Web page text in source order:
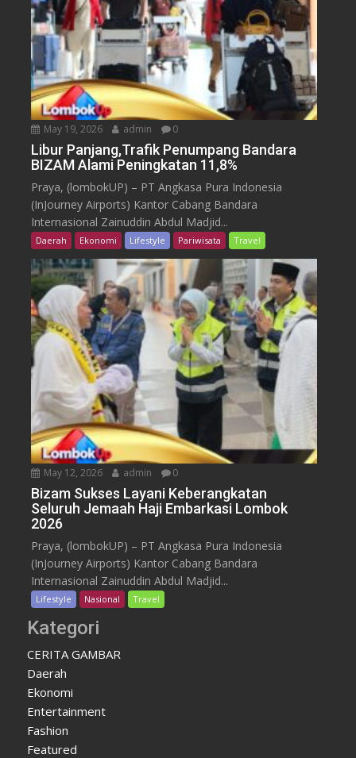
May 19, 2026 admin 0
Libur Panjang,Trafik Penumpang Bandara
BIZAM Alami Peningkatan 11,8%
Praya, (lombokUP) – PT Angkasa Pura Indonesia
(InJourney Airports) Kantor Cabang Bandara
Internasional Zainuddin Abdul Madjid...
Daerah Ekonomi Lifestyle Pariwisata Travel
May 12, 2026 admin 0
Bizam Sukses Layani Keberangkatan
Seluruh Jemaah Haji Embarkasi Lombok
2026
Praya, (lombokUP) – PT Angkasa Pura Indonesia
(InJourney Airports) Kantor Cabang Bandara
Internasional Zainuddin Abdul Madjid...
Lifestyle Nasional Travel
Kategori
CERITA GAMBAR
Daerah
Ekonomi
Entertainment
Fashion
Featured